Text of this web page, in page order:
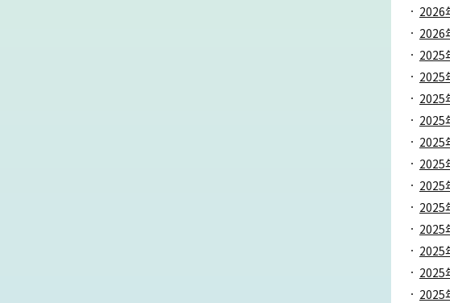
2026
2026
2025
2025
2025
2025
2025
2025
2025
2025
2025
2025
2025
2025